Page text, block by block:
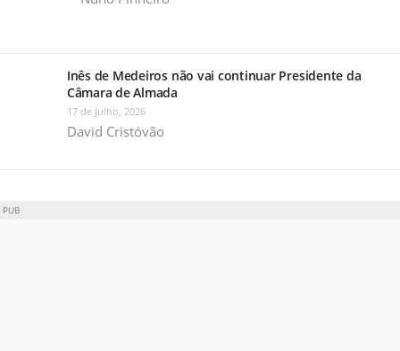
Inês de Medeiros não vai continuar Presidente da
Câmara de Almada
17 de Julho, 2026
David Cristóvão
PUB